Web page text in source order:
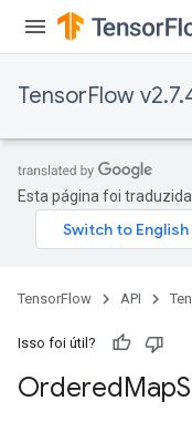
TensorFlow
Esta página foi
TensorFlow API
Isso foi útil?
OrderedMap